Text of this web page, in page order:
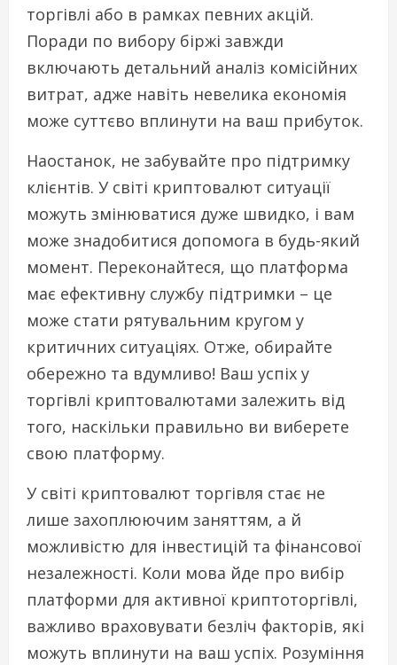
торгівлі або в рамках певних акцій.
Поради по вибору біржі завжди
включають детальний аналіз комісійних
витрат, адже навіть невелика економія
може суттєво вплинути на ваш прибуток.
Наостанок, не забувайте про підтримку
клієнтів. У світі криптовалют ситуації
можуть змінюватися дуже швидко, і вам
може знадобитися допомога в будь-який
момент. Переконайтеся, що платформа
має ефективну службу підтримки – це
може стати рятувальним кругом у
критичних ситуаціях. Отже, обирайте
обережно та вдумливо! Ваш успіх у
торгівлі криптовалютами залежить від
того, наскільки правильно ви виберете
свою платформу.
У світі криптовалют торгівля стає не
лише захоплюючим заняттям, а й
можливістю для інвестицій та фінансової
незалежності. Коли мова йде про вибір
платформи для активної криптоторгівлі,
важливо враховувати безліч факторів, які
можуть вплинути на ваш успіх. Розуміння